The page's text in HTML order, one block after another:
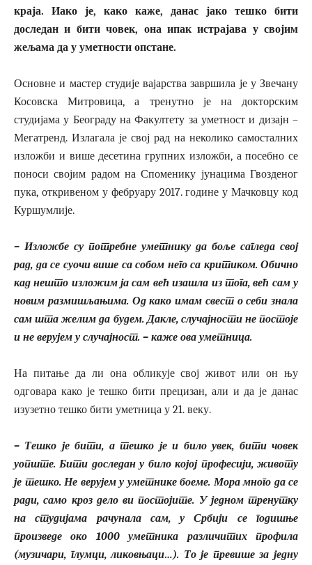
краја. Иако је, како каже, данас јако тешко бити
доследан и бити човек, она ипак истрајава у својим
жељама да у уметности опстане.
Основне и мастер студије вајарства завршила је у Звечану
Косовска Митровица, а тренутно је на докторским
студијама у Београду на Факултету за уметност и дизајн –
Мегатренд. Излагала је свој рад на неколико самосталних
изложби и више десетина групних изложби, а посебно се
поноси својим радом на Споменику јунацима Гвозденог
пука, откривеном у фебруару 2017. године у Мачковцу код
Куршумлије.
– Изложбе су потребне уметнику да боље сагледа свој
рад, да се суочи више са собом него са критиком. Обично
кад нешто изложим ја сам већ изашла из тога, већ сам у
новим размишљањима. Од како имам свест о себи знала
сам шта желим да будем. Дакле, случајности не постоје
и не верујем у случајност. – каже ова уметница.
На питање да ли она обликује свој живот или он њу
одговара како је тешко бити прецизан, али и да је данас
изузетно тешко бити уметница у 21. веку.
– Тешко је бити, а тешко је и било увек, бити човек
уопште. Бити доследан у било којој професији, животу
је тешко. Не верујем у уметнике боеме. Мора много да се
ради, само кроз дело ви постојите. У једном тренутку
на студијама рачунала сам, у Србији се годишње
произведе око 1000 уметника различитих профила
(музичари, глумци, ликовњаци…). То је превише за једну